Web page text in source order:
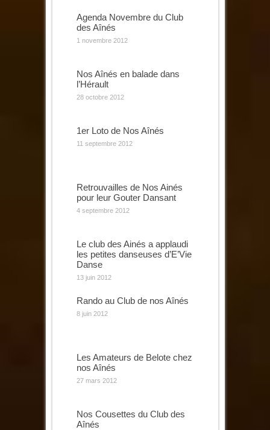
Agenda Novembre du Club
des Aînés
1 novembre 2012
Nos Aînés en balade dans
l’Hérault
28 octobre 2012
1er Loto de Nos Aînés
11 septembre 2012
Retrouvailles de Nos Ainés
pour leur Gouter Dansant
4 septembre 2012
Le club des Ainés a applaudi
les petites danseuses d’E’Vie
Danse
13 juin 2012
Rando au Club de nos Aînés
8 juin 2012
Les Amateurs de Belote chez
nos Aînés
27 mars 2012
Nos Cousettes du Club des
Aînés